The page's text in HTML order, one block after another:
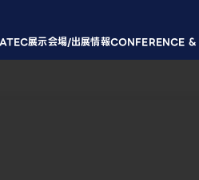
展示会場/出展情報CONFERENCE